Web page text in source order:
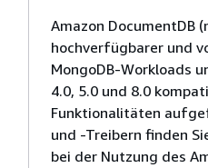
Amazon DocumentDB
hochverfügbarer und
MongoDB-Workloads
4.0, 5.0 und 8.0
Funktionalitäten
und -Treibern finden
bei der Nutzung des